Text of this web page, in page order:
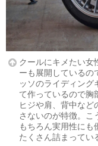
クールにキメたい女
ーも展開しているの
ッソのライディング
て作っているので胸
ヒジや肩、背中など
さないのが特徴。こ
もちろん実用性にも
たくさん詰まってい